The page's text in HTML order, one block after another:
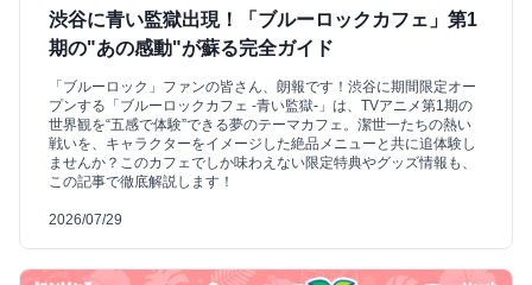
渋谷に青い監獄出現！「ブルーロックカフェ」第1
期の"あの感動"が蘇る完全ガイド
「ブルーロック」ファンの皆さん、朗報です！渋谷に期間限定オー
プンする「ブルーロックカフェ -青い監獄-」は、TVアニメ第1期の
世界観を“五感で体験”できる夢のテーマカフェ。潔世一たちの熱い
戦いを、キャラクターをイメージした絶品メニューと共に追体験し
ませんか？このカフェでしか味わえない限定特典やグッズ情報も、
この記事で徹底解説します！
2026/07/29